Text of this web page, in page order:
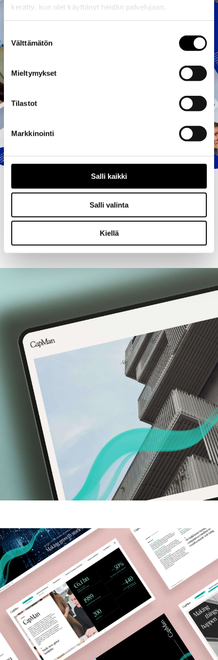
kerätty, kun olet käyttänyt heidän palvelujaan.
valinta
Välttämätön
Mieltymykset
Tilastot
Markkinointi
Salli kaikki
Salli valinta
Kiellä